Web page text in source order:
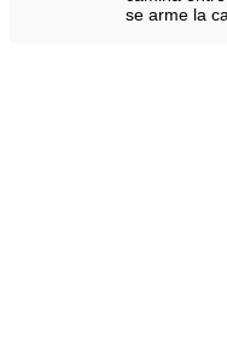
se arme la